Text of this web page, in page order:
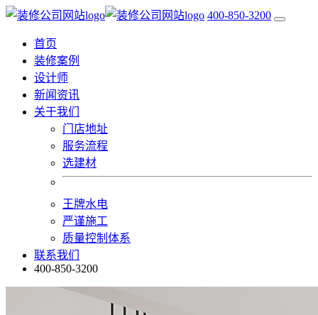
400-850-3200
首页
装修案例
设计师
新闻资讯
关于我们
门店地址
服务流程
选建材
王牌水电
严谨施工
质量控制体系
联系我们
400-850-3200